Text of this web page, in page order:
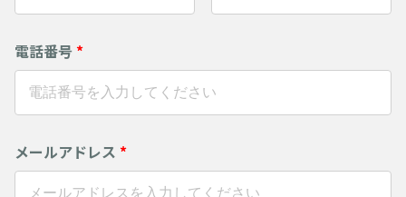
電話番号 *
メールアドレス *